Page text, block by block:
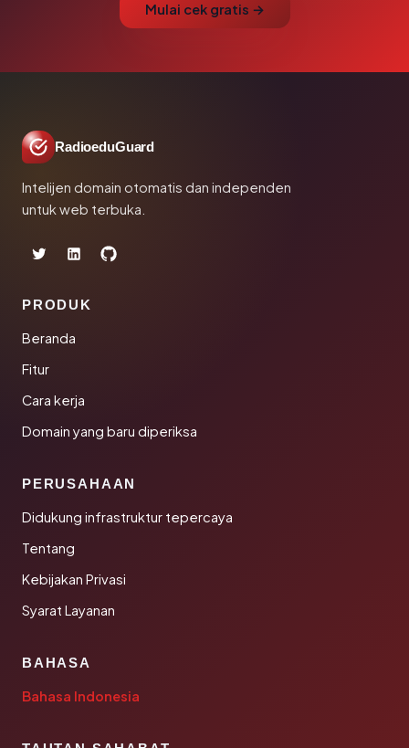
Mulai cek gratis →
RadioeduGuard
Intelijen domain otomatis dan independen
untuk web terbuka.
PRODUK
Beranda
Fitur
Cara kerja
Domain yang baru diperiksa
PERUSAHAAN
Didukung infrastruktur tepercaya
Tentang
Kebijakan Privasi
Syarat Layanan
BAHASA
Bahasa Indonesia